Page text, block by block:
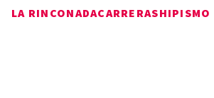
LA RINCONADACARRERASHIPISMO